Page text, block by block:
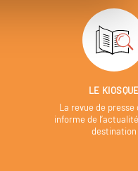
LE
La revue de presse
informe de
destination